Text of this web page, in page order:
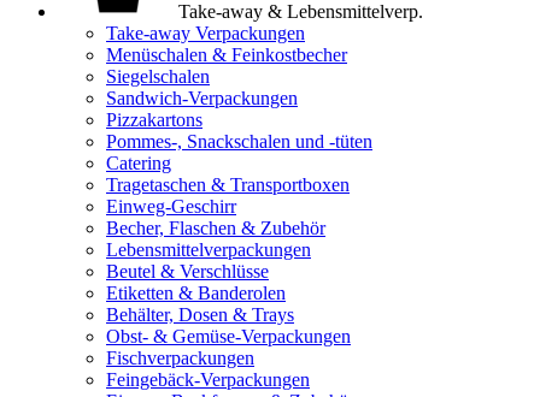
Take-away & Lebensmittelverp.
Take-away Verpackungen
Menüschalen & Feinkostbecher
Siegelschalen
Sandwich-Verpackungen
Pizzakartons
Pommes-, Snackschalen und -tüten
Catering
Tragetaschen & Transportboxen
Einweg-Geschirr
Becher, Flaschen & Zubehör
Lebensmittelverpackungen
Beutel & Verschlüsse
Etiketten & Banderolen
Behälter, Dosen & Trays
Obst- & Gemüse-Verpackungen
Fischverpackungen
Feingebäck-Verpackungen